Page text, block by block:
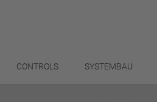
CONTROLS SYSTEMBAU